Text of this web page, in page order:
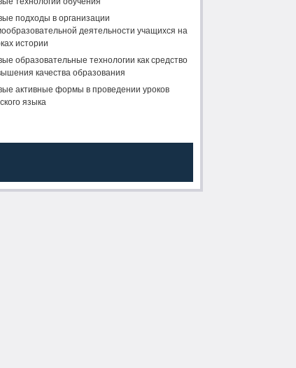
подходы в организации
деятельности учащихся на
истории
образовательные технологии как средство
качества образования
активные формы в проведении уроков
языка